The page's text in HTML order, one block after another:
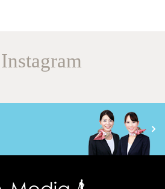
Instagram